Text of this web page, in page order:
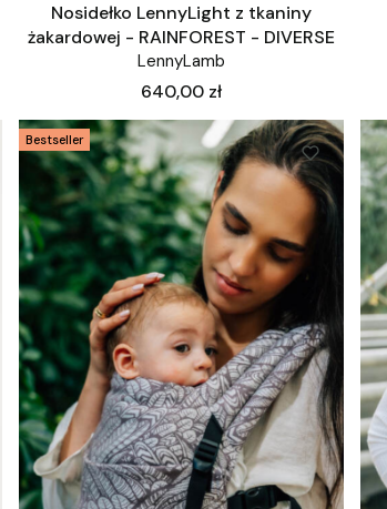
Nosidełko LennyLight z tkaniny
żakardowej - RAINFOREST - DIVERSE
LennyLamb
Cena
640,00 zł
Bestseller